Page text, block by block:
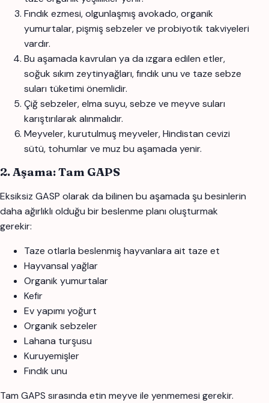
Fındık ezmesi, olgunlaşmış avokado, organik
yumurtalar, pişmiş sebzeler ve probiyotik takviyeleri
vardır.
Bu aşamada kavrulan ya da ızgara edilen etler,
soğuk sıkım zeytinyağları, fındık unu ve taze sebze
suları tüketimi önemlidir.
Çiğ sebzeler, elma suyu, sebze ve meyve suları
karıştırılarak alınmalıdır.
Meyveler, kurutulmuş meyveler, Hindistan cevizi
sütü, tohumlar ve muz bu aşamada yenir.
2. Aşama: Tam GAPS
Eksiksiz GASP olarak da bilinen bu aşamada şu besinlerin
daha ağırlıklı olduğu bir beslenme planı oluşturmak
gerekir:
Taze otlarla beslenmiş hayvanlara ait taze et
Hayvansal yağlar
Organik yumurtalar
Kefir
Ev yapımı yoğurt
Organik sebzeler
Lahana turşusu
Kuruyemişler
Fındık unu
Tam GAPS sırasında etin meyve ile yenmemesi gerekir.